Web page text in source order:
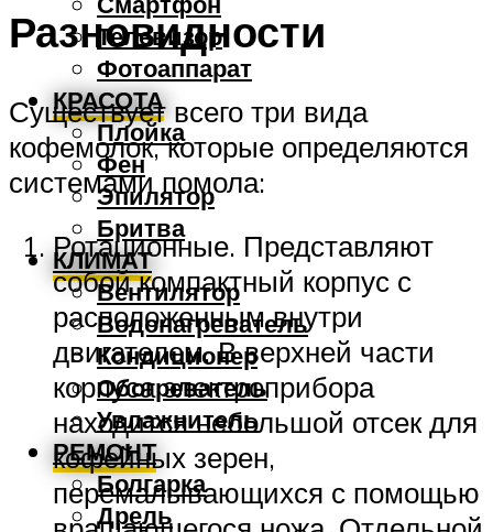
Телевизор
Фотоаппарат
КРАСОТА
Плойка
Фен
Эпилятор
Бритва
КЛИМАТ
Вентилятор
Водонагреватель
Кондиционер
Обогреватель
Увлажнитель
РЕМОНТ
Болгарка
Дрель
Разновидности
Существует всего три вида
кофемолок, которые определяются
системами помола:
Ротационные. Представляют
собой компактный корпус с
расположенным внутри
двигателем. В верхней части
корпуса электроприбора
находится небольшой отсек для
кофейных зерен,
перемалывающихся с помощью